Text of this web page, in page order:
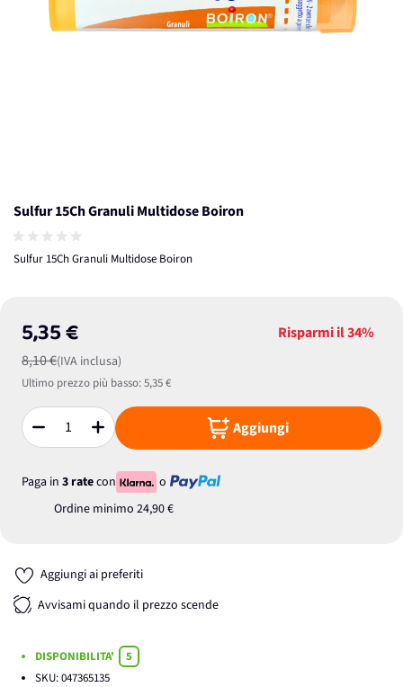
Sulfur 15Ch Granuli Multidose Boiron
Sulfur 15Ch Granuli Multidose Boiron
5,35 €
8,10 €(IVA inclusa)
Risparmi il34%
Ultimo prezzo più basso:5,35 €
Quantità Aggiungi
Paga in 3 ratecon
o
Ordine minimo 24,90 €
Aggiungi ai preferiti
Avvisami quando il prezzo scende
DISPONIBILITA'
5
SKU:047365135